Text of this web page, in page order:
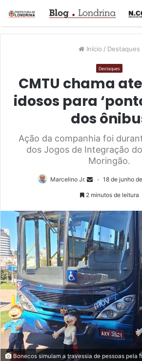
Início / Destaques
Destaques
CMTU chama
idosos para
dos
Ação da companhia foi
dos Jogos de Integração
Moringão.
Marcelino Jr. 18 de junho
2 minutos de leitura
Bonecos simulam a travessia de pessoas pela